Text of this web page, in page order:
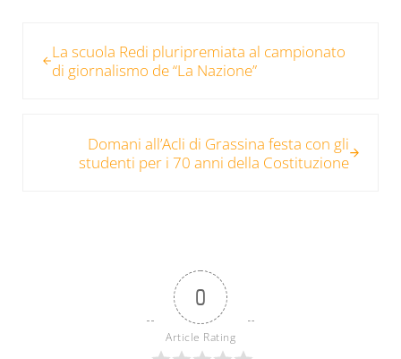
La scuola Redi pluripremiata al campionato
di giornalismo de “La Nazione”
Domani all’Acli di Grassina festa con gli
studenti per i 70 anni della Costituzione
0
Article Rating